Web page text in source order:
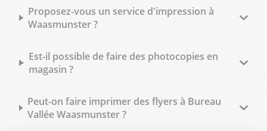
Proposez-vous un service d'impression à
Waasmunster ?
Est-il possible de faire des photocopies en
magasin ?
Peut-on faire imprimer des flyers à Bureau
Vallée Waasmunster ?